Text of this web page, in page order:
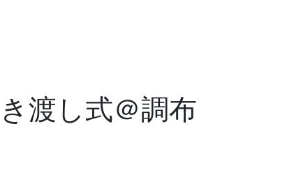
渡し式＠調布